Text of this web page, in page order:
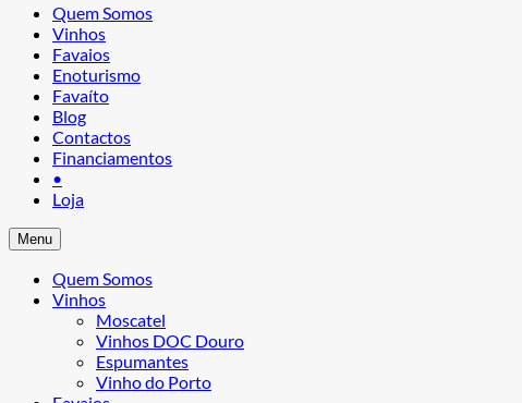
Quem Somos
Vinhos
Favaios
Enoturismo
Favaíto
Blog
Contactos
Financiamentos
•
Loja
Menu
Quem Somos
Vinhos
Moscatel
Vinhos DOC Douro
Espumantes
Vinho do Porto